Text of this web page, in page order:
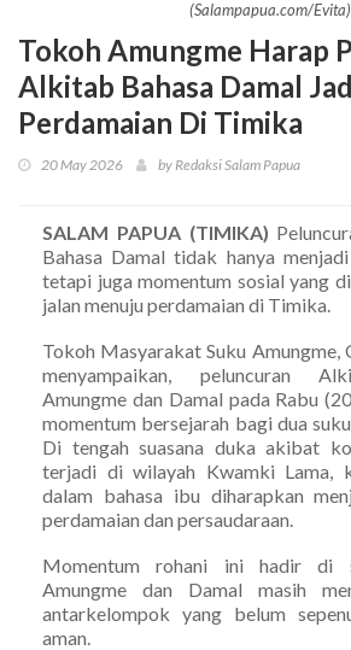
(Salampapua.com/Evita)
Tokoh Amungme Harap
Alkitab Bahasa Damal
Perdamaian Di Timika
20 May 2026 by Redaksi Salam Papua
SALAM PAPUA (TIMIKA)
Bahasa Damal tidak hanya
tetapi juga momentum sosial yang
jalan menuju perdamaian di Timika.
Tokoh Masyarakat Suku Amungme,
menyampaikan, peluncuran
Amungme dan Damal pada Rabu
momentum bersejarah bagi dua
Di tengah suasana duka akibat
terjadi di wilayah Kwamki Lama,
dalam bahasa ibu diharapkan
perdamaian dan persaudaraan.
Momentum rohani ini hadir di
Amungme dan Damal masih
antarkelompok yang belum
aman.